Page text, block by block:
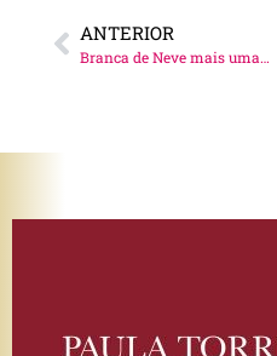
ANTERIOR
Branca de Neve mais uma vez!